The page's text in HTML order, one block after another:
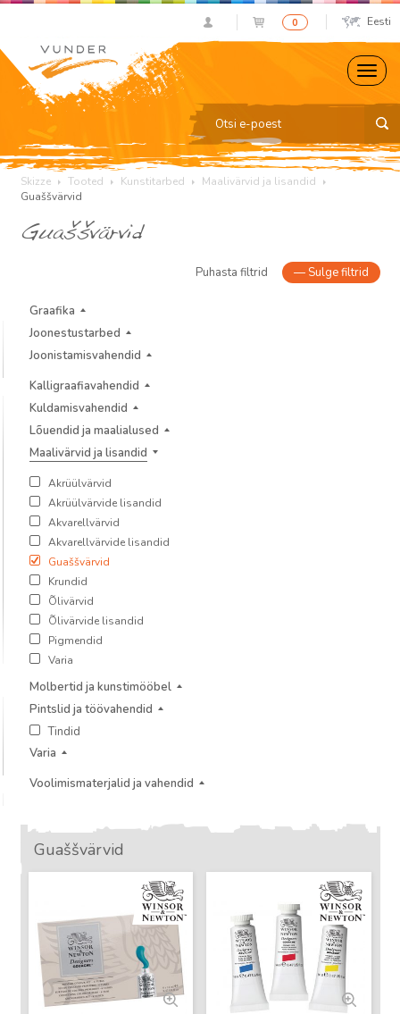
0 Eesti
Skizze Tooted Kunstitarbed
Maalivärvid ja lisandid
Guaššvärvid
Guaššvärvid
Puhasta filtrid — Sulge filtrid
Graafika
Joonestustarbed
Joonistamisvahendid
Kalligraafiavahendid
Kuldamisvahendid
Lõuendid ja maalialused
Maalivärvid ja lisandid
Akrüülvärvid
Akrüülvärvide lisandid
Akvarellvärvid
Akvarellvärvide lisandid
Guaššvärvid
Krundid
Õlivärvid
Õlivärvide lisandid
Pigmendid
Varia
Molbertid ja kunstimööbel
Pintslid ja töövahendid
Tindid
Varia
Voolimismaterjalid ja vahendid
Guaššvärvid